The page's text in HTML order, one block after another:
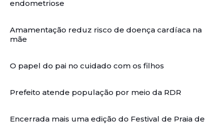
endometriose
Amamentação reduz risco de doença cardíaca na
mãe
O papel do pai no cuidado com os filhos
Prefeito atende população por meio da RDR
Encerrada mais uma edição do Festival de Praia de